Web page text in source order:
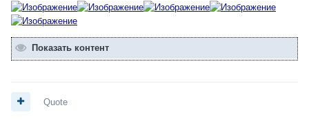
Показать контент
Quote